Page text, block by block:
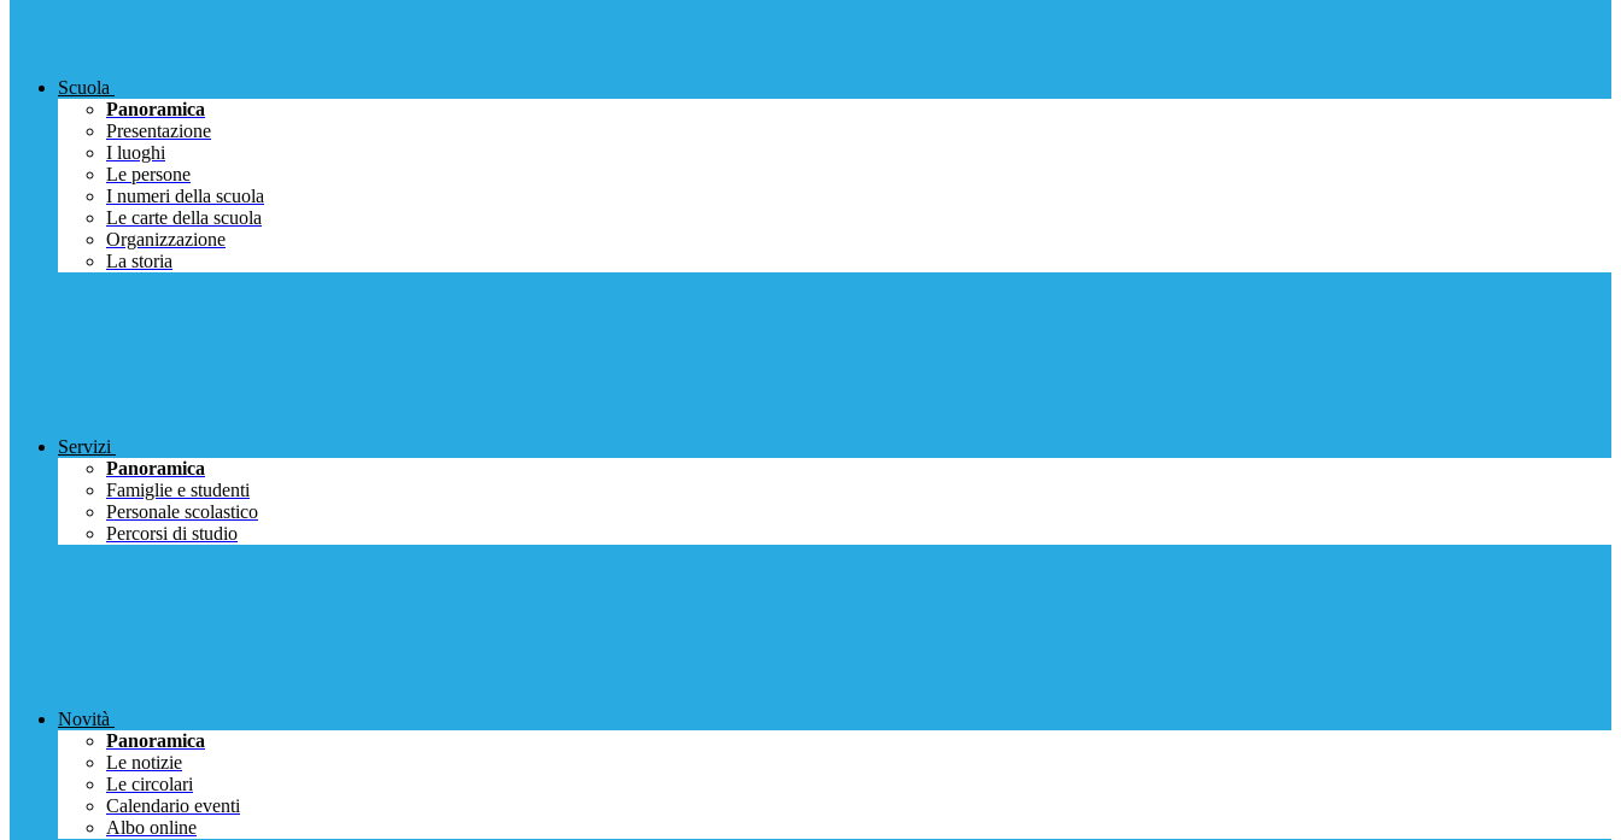
Scuola
Panoramica
Presentazione
I luoghi
Le persone
I numeri della scuola
Le carte della scuola
Organizzazione
La storia
Servizi
Panoramica
Famiglie e studenti
Personale scolastico
Percorsi di studio
Novità
Panoramica
Le notizie
Le circolari
Calendario eventi
Albo online